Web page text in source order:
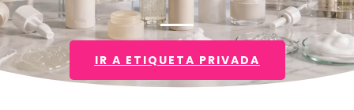
IR A ETIQUETA PRIVADA